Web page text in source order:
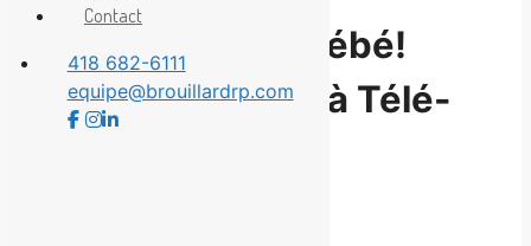
Guiby le superbébé!
débarque enfin à Télé-
Contact
418 682-6111
equipe@brouillardrp.com